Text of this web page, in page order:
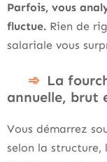
Parfois, vous
fluctue. Rien de
salariale vous
La
annuelle, brut
Vous démarrez
selon la structure,